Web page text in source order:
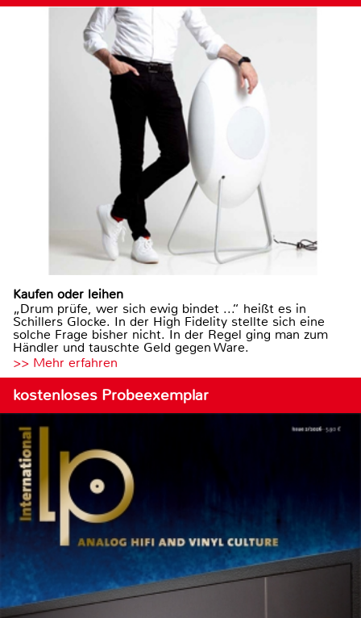
Kaufen oder leihen
„Drum prüfe, wer sich ewig bindet ...“ heißt es in
Schillers Glocke. In der High Fidelity stellte sich eine
solche Frage bisher nicht. In der Regel ging man zum
Händler und tauschte Geld gegen Ware.
>> Mehr erfahren
kostenloses Probeexemplar